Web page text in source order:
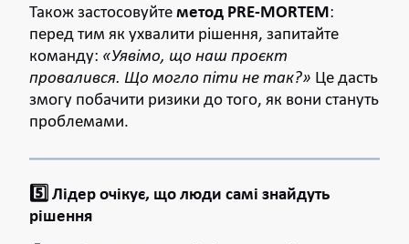
Також застосовуйте метод PRE-MORTEM:
перед тим як ухвалити рішення, запитайте
команду: «Уявімо, що наш проєкт
провалився. Що могло піти не так?» Це дасть
змогу побачити ризики до того, як вони стануть
проблемами.
5️⃣ Лідер очікує, що люди самі знайдуть
рішення